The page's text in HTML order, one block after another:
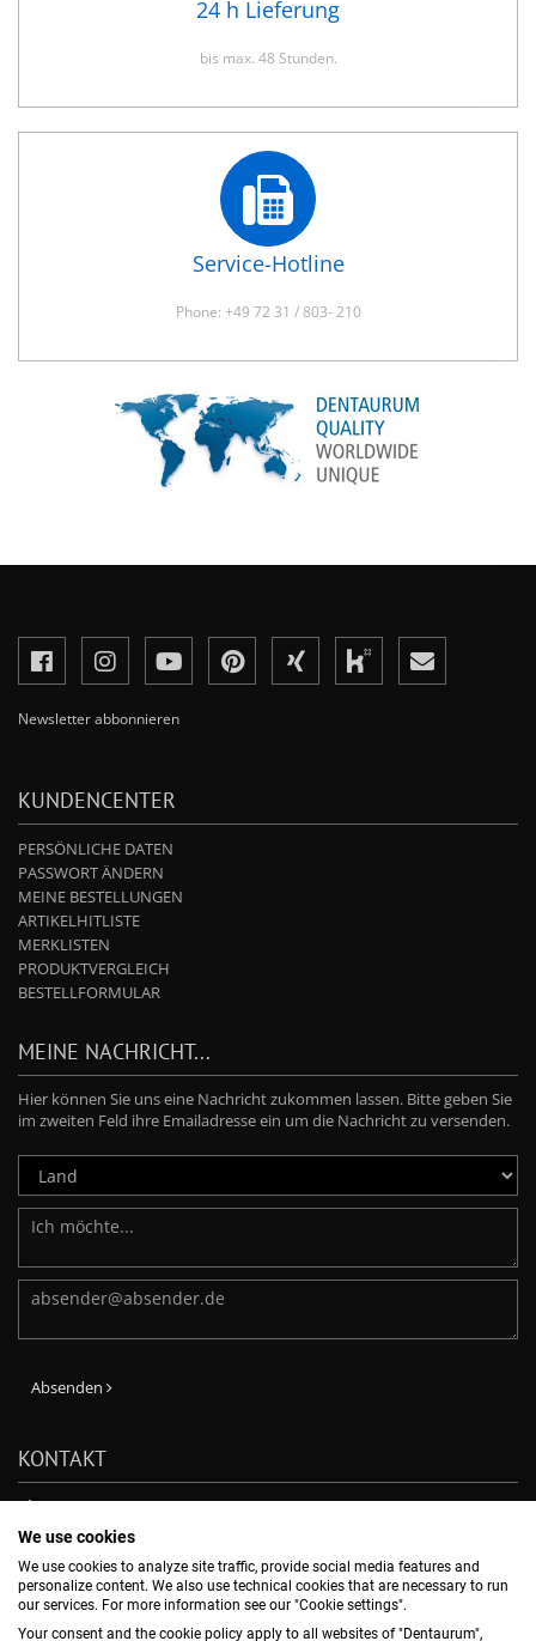
24 h Lieferung
bis max. 48 Stunden.
Service-Hotline
Phone: +49 72 31 / 803- 210
Newsletter abbonnieren
KUNDENCENTER
PERSÖNLICHE DATEN
PASSWORT ÄNDERN
MEINE BESTELLUNGEN
ARTIKELHITLISTE
MERKLISTEN
PRODUKTVERGLEICH
BESTELLFORMULAR
MEINE NACHRICHT...
Hier können Sie uns eine Nachricht zukommen lassen. Bitte geben Sie
im zweiten Feld ihre Emailadresse ein um die Nachricht zu versenden.
Absenden
KONTAKT
Phone: +49-7231-803-210
E-Mail:
verkauf@dentaurum.de
DENTAURUM GmbH & Co. KG
Turnstr. 31, 75228 Ispringen, -
We use cookies
We use cookies to analyze site traffic, provide social media features and
personalize content. We also use technical cookies that are necessary to run
our services. For more information see our "Cookie settings".
Your consent and the cookie policy apply to all websites of "Dentaurum",